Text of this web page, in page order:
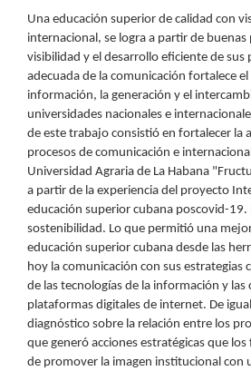
Una educación superior de calidad con
internacional, se logra a partir de
visibilidad y el desarrollo eficiente de sus
adecuada de la comunicación fortalece el
información, la generación y el
universidades nacionales e
de este trabajo consistió en fortalecer la
procesos de comunicación e
Universidad Agraria de La Habana
a partir de la experiencia del proyecto
educación superior cubana poscovid-
sostenibilidad. Lo que permitió una
educación superior cubana desde las
hoy la comunicación con sus estrategias
de las tecnologías de la información y las
plataformas digitales de internet. De
diagnóstico sobre la relación entre los
que generó acciones estratégicas que
de promover la imagen institucional con